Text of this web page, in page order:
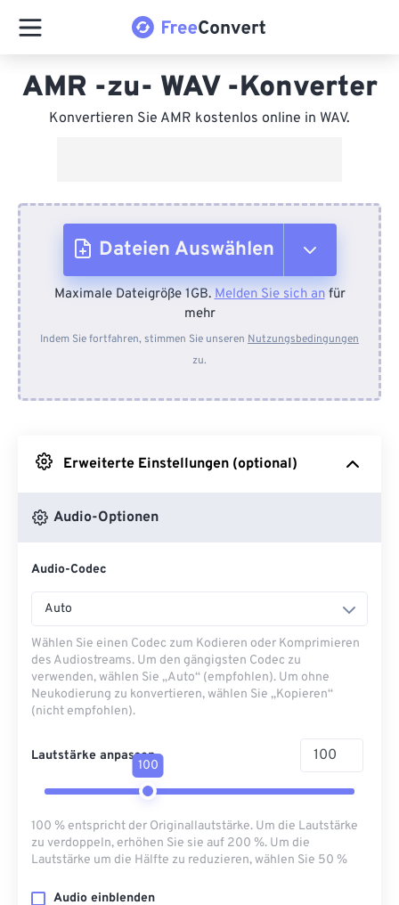
AMR -zu- WAV -Konverter
Konvertieren Sie AMR kostenlos online in WAV.
Dateien Auswählen
Vom Gerät
Von Dropbox
Maximale Dateigröße 1GB.Melden Sie sich anfür
mehr
Indem Sie fortfahren, stimmen Sie unseren Nutzungsbedingungen
zu.
Erweiterte Einstellungen (optional)
Audio-Optionen
Audio-Codec
Auto
Wählen Sie einen Codec zum Kodieren oder Komprimieren
des Audiostreams. Um den gängigsten Codec zu
verwenden, wählen Sie „Auto“ (empfohlen). Um ohne
Neukodierung zu konvertieren, wählen Sie „Kopieren“
(nicht empfohlen).
Lautstärke anpassen
100
100 % entspricht der Originallautstärke. Um die Lautstärke
zu verdoppeln, erhöhen Sie sie auf 200 %. Um die
Lautstärke um die Hälfte zu reduzieren, wählen Sie 50 %
Audio einblenden